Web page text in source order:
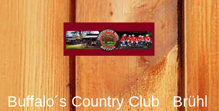
Buffalo´s Country Club Brühl